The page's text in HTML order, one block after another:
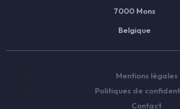
7000 Mons
Belgique
Mentions légales
Politiques de
Contact